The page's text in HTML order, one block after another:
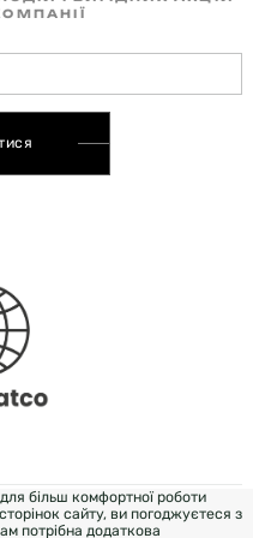
більш комфортної роботи
сайту, ви погоджуєтеся з
потрібна додаткова